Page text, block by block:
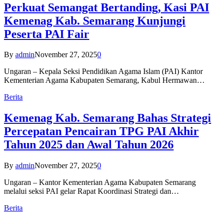
Perkuat Semangat Bertanding, Kasi PAI
Kemenag Kab. Semarang Kunjungi
Peserta PAI Fair
By adminNovember 27, 20250
Ungaran – Kepala Seksi Pendidikan Agama Islam (PAI) Kantor
Kementerian Agama Kabupaten Semarang, Kabul Hermawan…
Berita
Kemenag Kab. Semarang Bahas Strategi
Percepatan Pencairan TPG PAI Akhir
Tahun 2025 dan Awal Tahun 2026
By adminNovember 27, 20250
Ungaran – Kantor Kementerian Agama Kabupaten Semarang
melalui seksi PAI gelar Rapat Koordinasi Strategi dan…
Berita